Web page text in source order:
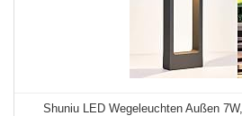
Shuniu LED Wegeleuchten Außen